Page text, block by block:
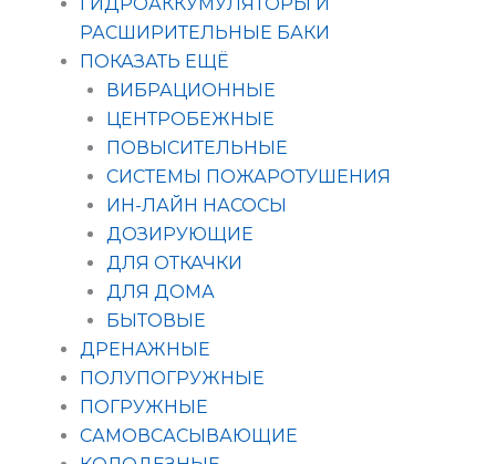
РАСШИРИТЕЛЬНЫЕ БАКИ
ПОКАЗАТЬ ЕЩЁ
ВИБРАЦИОННЫЕ
ЦЕНТРОБЕЖНЫЕ
ПОВЫСИТЕЛЬНЫЕ
СИСТЕМЫ ПОЖАРОТУШЕНИЯ
ИН-ЛАЙН НАСОСЫ
ДОЗИРУЮЩИЕ
ДЛЯ ОТКАЧКИ
ДЛЯ ДОМА
БЫТОВЫЕ
ДРЕНАЖНЫЕ
ПОЛУПОГРУЖНЫЕ
ПОГРУЖНЫЕ
САМОВСАСЫВАЮЩИЕ